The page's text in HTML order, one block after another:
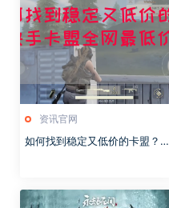
资讯官网
如何找到稳定又低价的卡盟？快